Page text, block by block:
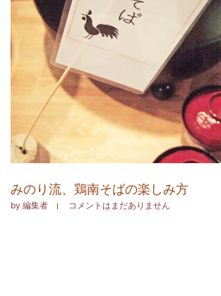
みのり流、鶏南そばの楽しみ方
by 編集者 コメントはまだありません